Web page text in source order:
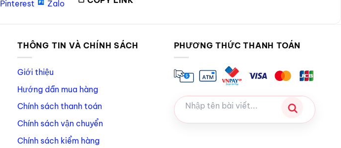
Pinterest Zalo
THÔNG TIN VÀ CHÍNH SÁCH
Giới thiệu
Hướng dẫn mua hàng
Chính sách thanh toán
Chính sách vận chuyển
Chính sách kiểm hàng
PHƯƠNG THỨC THANH TOÁN